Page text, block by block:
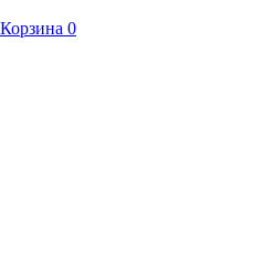
Корзина 0